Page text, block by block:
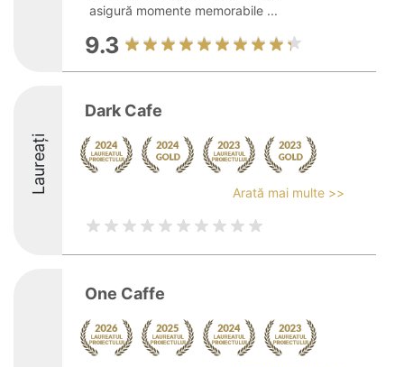
asigură momente memorabile ...
9.3
Laureați
Dark Cafe
Arată mai multe >>
One Caffe